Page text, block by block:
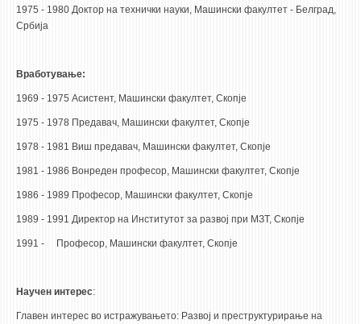
ЛАБОРАНТИ
ПЕНЗИОНИРАН КАДАР
СТУДИИ
I ЦИКЛУС - ДОДИПЛОМСКИ
II ЦИКЛУС - ПОСЛЕДИПЛОМСКИ
III ЦИКЛУС - ДОКТОРСКИ
1975 - 1980 Доктор на технички науки, Машински факултет - Белград,
Србија
Вработување:
1969 - 1975 Асистент, Машински факултет, Скопје
1975 - 1978 Предавач, Машински факултет, Скопје
1978 - 1981 Виш предавач, Машински факултет, Скопје
1981 - 1986 Вонреден професор, Машински факултет, Скопје
1986 - 1989 Професор, Машински факултет, Скопје
1989 - 1991 Директор на Институтот за развој при МЗТ, Скопје
1991 - Професор, Машински факултет, Скопје
Научен интерес:
Главен интерес во истражувањето: Развој и преструктурирање на